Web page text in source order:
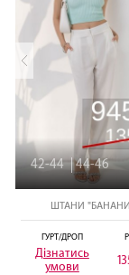
42-44 44-46
ШТАНИ
ГУРТ/ДРОП
Дізнатись
умови